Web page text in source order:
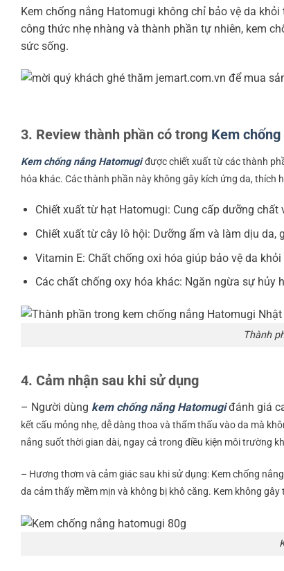
Kem chống nắng Hatomugi không chỉ bảo vệ da
công thức nhẹ nhàng và thành phần tự nhiên, kem
sức sống.
3. Review thành phần có trong Kem
Kem chống nắng Hatomugi được chiết xuất từ các thành
hóa khác. Các thành phần này không gây kích ứng da, thích
Chiết xuất từ hạt Hatomugi: Cung cấp dưỡng chất
Chiết xuất từ cây lô hội: Dưỡng ẩm và làm dịu da,
Vitamin E: Chất chống oxi hóa giúp bảo vệ da
Các chất chống oxy hóa khác: Ngăn ngừa sự hủy
Thành
4. Cảm nhận sau khi sử dụng
– Người dùng kem chống nắng Hatomugiđánh giá
kết cấu mỏng nhẹ, dễ dàng thoa và thẩm thấu vào da mà
nắng suốt thời gian dài, ngay cả trong điều kiện môi trường
– Hương thơm và cảm giác sau khi sử dụng: Kem chống
da cảm thấy mềm mịn và không bị khô căng. Kem không